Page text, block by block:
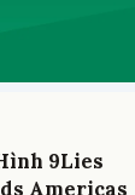
9Lies
Americas